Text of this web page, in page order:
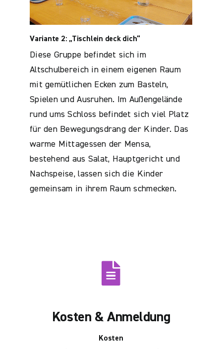
Variante 2: „Tischlein deck dich“
Diese Gruppe befindet sich im
Altschulbereich in einem eigenen Raum
mit gemütlichen Ecken zum Basteln,
Spielen und Ausruhen. Im Außengelände
rund ums Schloss befindet sich viel Platz
für den Bewegungsdrang der Kinder. Das
warme Mittagessen der Mensa,
bestehend aus Salat, Hauptgericht und
Nachspeise, lassen sich die Kinder
gemeinsam in ihrem Raum schmecken.
Kosten & Anmeldung
Kosten